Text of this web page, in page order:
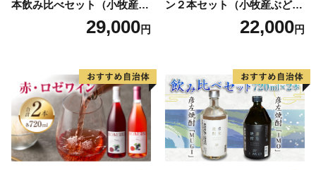
名称：葛城市ふるさと係
TEL：0120-139-725
受付時間 9：00~17：00（土・日、祝祭日を除く）
【寄附受納証およびワンストップ特例申請書について】
入金確認後1～2週間程度でお届けします。
返送先住所：〒646-0032 和歌山県田辺市下屋敷町35-2
本飲み比べセット（小牧産ぶ
どう100％使用）29,000円
ン２本セット（小牧産ぶどう
22,000円